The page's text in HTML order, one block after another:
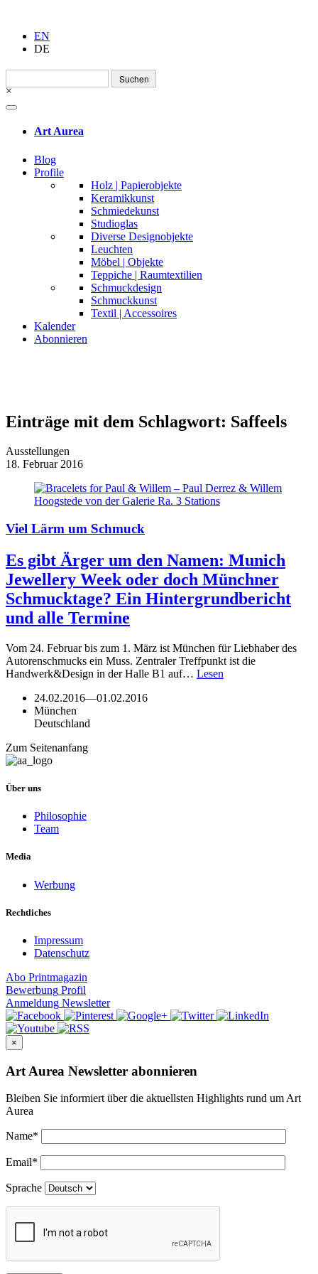
EN
DE
Suchen
nach:
×
Art Aurea
Blog
Profile
Holz | Papierobjekte
Keramikkunst
Schmiedekunst
Studioglas
Diverse Designobjekte
Leuchten
Möbel | Objekte
Teppiche | Raumtextilien
Schmuckdesign
Schmuckkunst
Textil | Accessoires
Kalender
Abonnieren
Einträge mit dem Schlagwort: Saffeels
Ausstellungen
18. Februar 2016
Viel Lärm um Schmuck
Es gibt Ärger um den Namen: Munich
Jewellery Week oder doch Münchner
Schmucktage? Ein Hintergrundbericht
und alle Termine
Vom 24. Februar bis zum 1. März ist München für Liebhaber des
Autorenschmucks ein Muss. Zentraler Treffpunkt ist die
Handwerk&Design in der Halle B1 auf… Lesen
24.02.2016—01.02.2016
München
Deutschland
Zum Seitenanfang
Über uns
Philosophie
Team
Media
Werbung
Rechtliches
Impressum
Datenschutz
Abo Printmagazin
Bewerbung Profil
Anmeldung Newsletter
×
Art Aurea Newsletter abonnieren
Bleiben Sie informiert über die aktuellsten Highlights rund um Art
Aurea
Name*
Email*
Sprache